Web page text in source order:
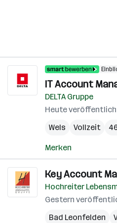
IT Account
DELTA Gruppe
Heute
Wels
Vollzeit
Merken
Key Account
Hochreiter
Gestern
Bad Leonfelden